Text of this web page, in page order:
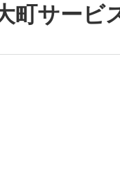
グループレポート イ
町サービ